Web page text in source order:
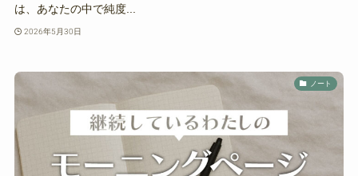
は、あなたの中で純度...
2026年5月30日
ノート